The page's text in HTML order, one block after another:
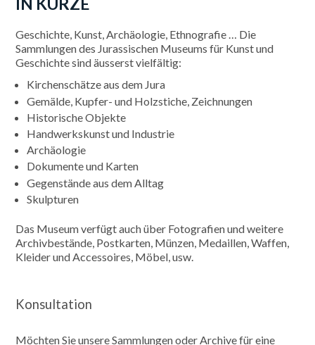
Geschichte, Kunst, Archäologie, Ethnografie … Die
Sammlungen des Jurassischen Museums für Kunst und
Geschichte sind äusserst vielfältig:
Kirchenschätze aus dem Jura
Gemälde, Kupfer- und Holzstiche, Zeichnungen
Historische Objekte
Handwerkskunst und Industrie
Archäologie
Dokumente und Karten
Gegenstände aus dem Alltag
Skulpturen
Das Museum verfügt auch über Fotografien und weitere
Archivbestände, Postkarten, Münzen, Medaillen, Waffen,
Kleider und Accessoires, Möbel, usw.
Konsultation
Möchten Sie unsere Sammlungen oder Archive für eine